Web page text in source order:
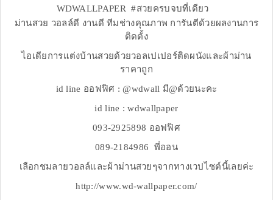
WDWALLPAPER #สวยครบจบที่เดียว
ม่านสวย วอลล์ดี งานดี ทีมช่างคุณภาพ การันตีด้วยผลงานการ
ติดตั้ง
ไอเดียการแต่งบ้านสวยด้วยวอลเปเปอร์ติดผนังและผ้าม่าน
ราคาถูก
id line ออฟฟิศ : @wdwall มี@ด้วยนะคะ
id line : wdwallpaper
093-2925898 ออฟฟิศ
089-2184986 พี่ออน
เลือกชมลายวอลล์และผ้าม่านสวยๆจากทางเวปไซต์นี้เลยค่ะ
http://www.wd-wallpaper.com/